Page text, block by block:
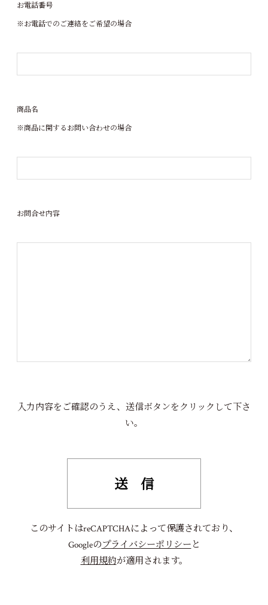
お電話番号
※お電話でのご連絡をご希望の場合
商品名
※商品に関するお問い合わせの場合
お問合せ内容
入力内容をご確認のうえ、送信ボタンをクリックして下さ
い。
このサイトはreCAPTCHAによって保護されており、
Googleのプライバシーポリシー と
利用規約が適用されます。